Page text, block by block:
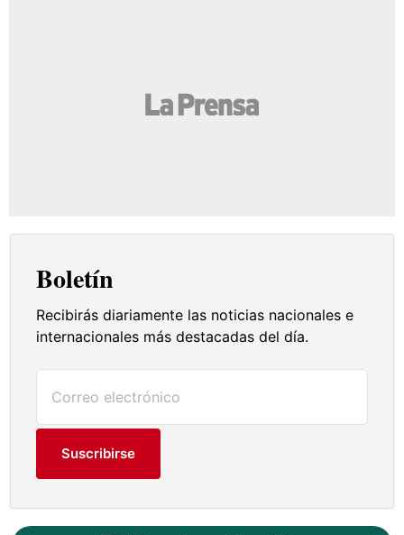
Boletín
Recibirás diariamente las noticias nacionales e
internacionales más destacadas del día.
Suscribirse